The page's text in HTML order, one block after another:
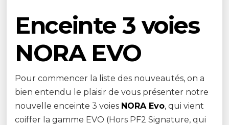
Enceinte 3 voies
NORA EVO
Pour commencer la liste des nouveautés, on a
bien entendu le plaisir de vous présenter notre
nouvelle enceinte 3 voies NORA Evo, qui vient
coiffer la gamme EVO (Hors PF2 Signature, qui